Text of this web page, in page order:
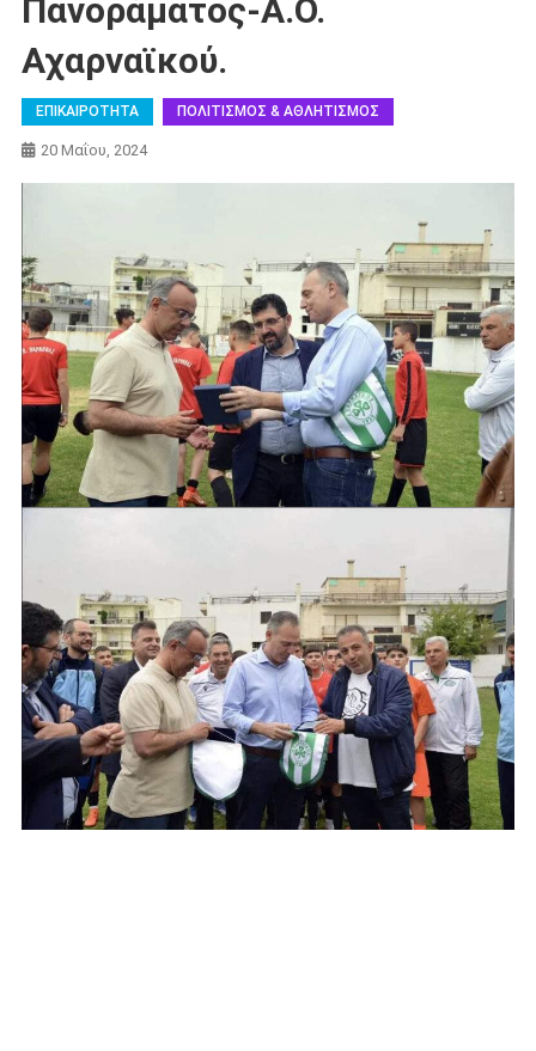
Πανοράματος-Α.Ο.
Αχαρναϊκού.
ΕΠΙΚΑΙΡΟΤΗΤΑ ΠΟΛΙΤΙΣΜΟΣ & ΑΘΛΗΤΙΣΜΟΣ
20 Μαΐου, 2024